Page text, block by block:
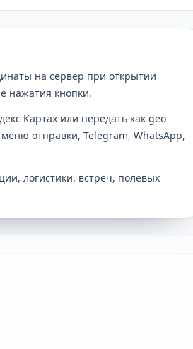
на сервер при открытии
нажатия кнопки.
Картах или передать как geo
отправки, Telegram, WhatsApp,
логистики, встреч, полевых